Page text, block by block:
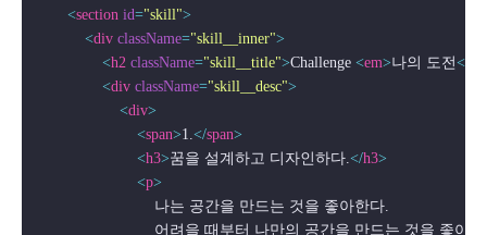
<section id="skill">
<div className="skill__inner">
<h2 className="skill__title">Challenge <em>나의 도전</
<div className="skill__desc">
<div>
<span>1.</span>
<h3>꿈을 설계하고 디자인하다.</h3>
<p>
                            나는 공간을 만드는 것을 좋아한다.
어려을 때부터 나만의 공간을 만드는 것을